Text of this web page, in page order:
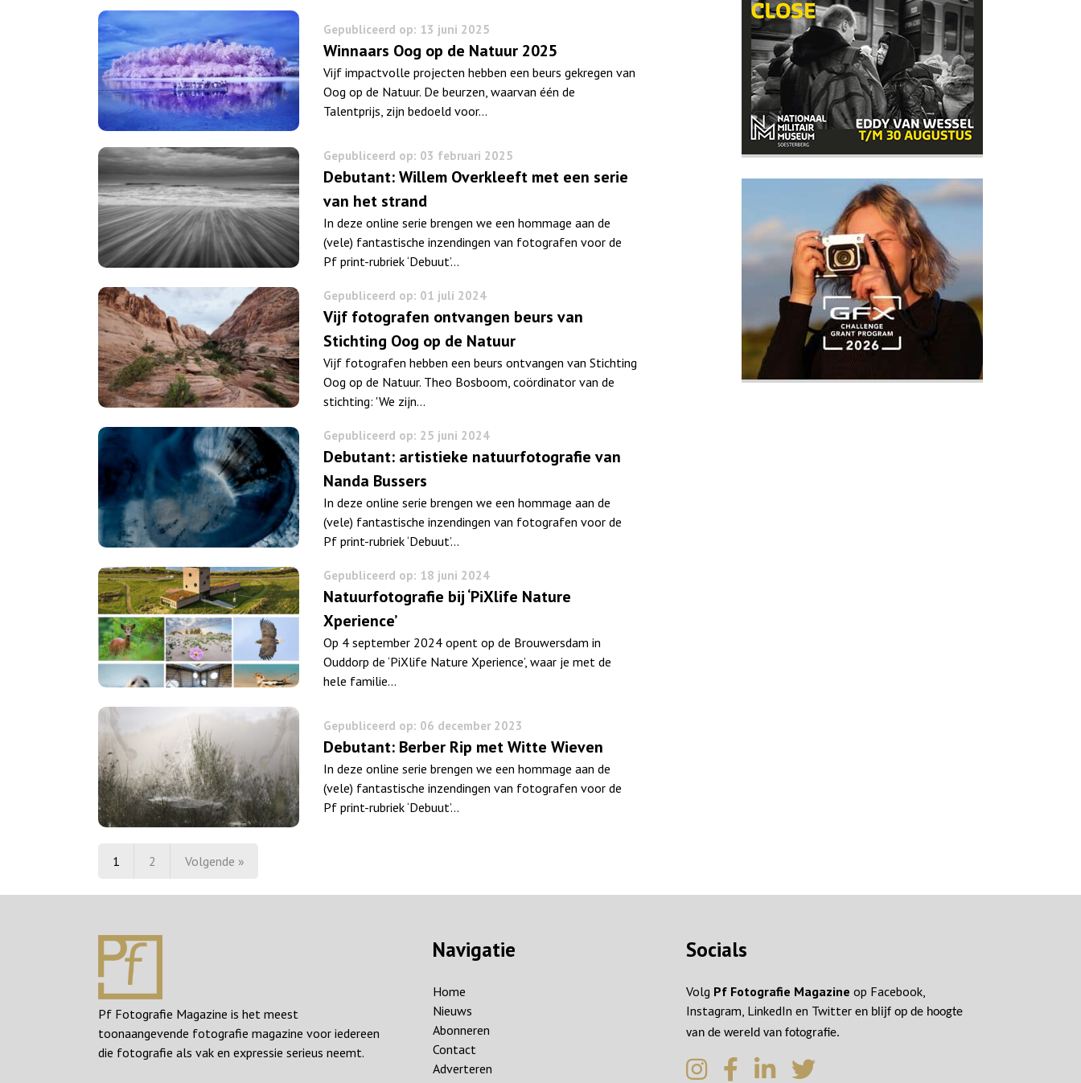
Gepubliceerd op: 13 juni 2025
Winnaars Oog op de Natuur 2025
Vijf impactvolle projecten hebben een beurs gekregen van
Oog op de Natuur. De beurzen, waarvan één de
Talentprijs, zijn bedoeld voor…
Gepubliceerd op: 03 februari 2025
Debutant: Willem Overkleeft met een serie
van het strand
In deze online serie brengen we een hommage aan de
(vele) fantastische inzendingen van fotografen voor de
Pf print-rubriek ‘Debuut’…
Gepubliceerd op: 01 juli 2024
Vijf fotografen ontvangen beurs van
Stichting Oog op de Natuur
Vijf fotografen hebben een beurs ontvangen van Stichting
Oog op de Natuur. Theo Bosboom, coördinator van de
stichting: 'We zijn…
Gepubliceerd op: 25 juni 2024
Debutant: artistieke natuurfotografie van
Nanda Bussers
In deze online serie brengen we een hommage aan de
(vele) fantastische inzendingen van fotografen voor de
Pf print-rubriek ‘Debuut’…
Gepubliceerd op: 18 juni 2024
Natuurfotografie bij ‘PiXlife Nature
Xperience’
Op 4 september 2024 opent op de Brouwersdam in
Ouddorp de ‘PiXlife Nature Xperience’, waar je met de
hele familie…
Gepubliceerd op: 06 december 2023
Debutant: Berber Rip met Witte Wieven
In deze online serie brengen we een hommage aan de
(vele) fantastische inzendingen van fotografen voor de
Pf print-rubriek ‘Debuut’…
1 2 Volgende »
Pf Fotografie Magazine is het meest
toonaangevende fotografie magazine voor iedereen
die fotografie als vak en expressie serieus neemt.
Navigatie
Home
Nieuws
Abonneren
Contact
Adverteren
Socials
Volg Pf Fotografie Magazine op Facebook,
Instagram, LinkedIn en Twitteren blijf op de hoogte
van de wereld van fotografie.